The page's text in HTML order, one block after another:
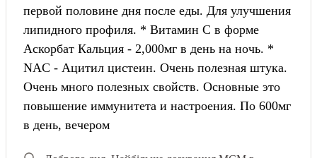
первой половине дня после еды. Для улучшения
липидного профиля. * Витамин С в форме
Аскорбат Кальция - 2,000мг в день на ночь. *
NAC - Ацитил цистеин. Очень полезная штука.
Очень много полезных свойств. Основные это
повышение иммунитета и настроения. По 600мг
в день, вечером